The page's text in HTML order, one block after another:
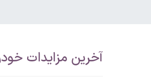
آخرین مزایدات